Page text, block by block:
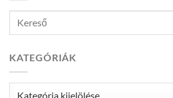
KATEGÓRIÁK